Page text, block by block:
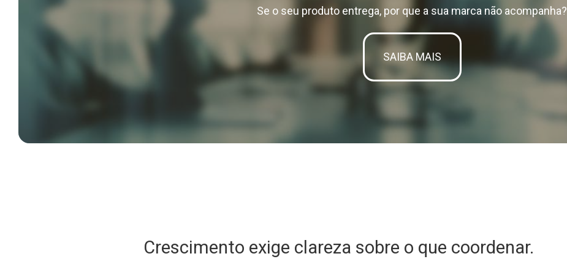
Se o seu produto entrega, por que a sua marca não acompanha?
SAIBA MAIS
Crescimento exige clareza sobre o que coordenar.